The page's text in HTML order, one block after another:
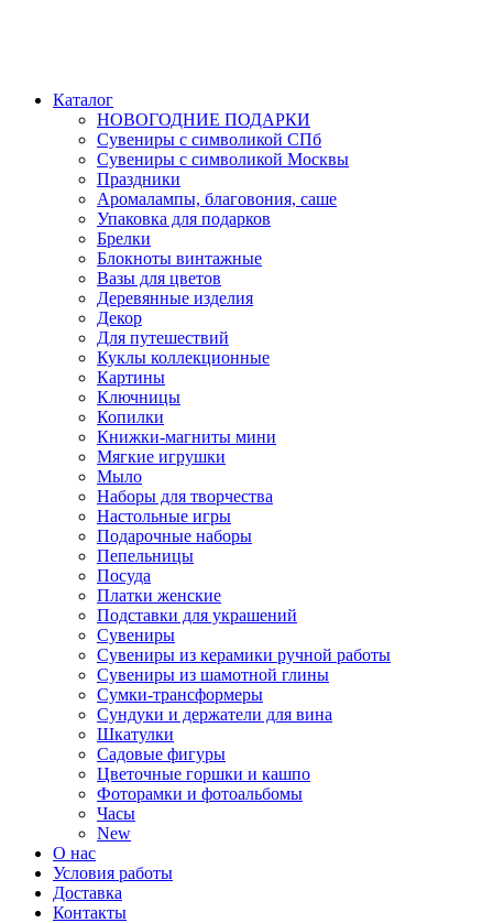
Каталог
НОВОГОДНИЕ ПОДАРКИ
Сувениры с символикой СПб
Сувениры с символикой Москвы
Праздники
Аромалампы, благовония, саше
Упаковка для подарков
Брелки
Блокноты винтажные
Вазы для цветов
Деревянные изделия
Декор
Для путешествий
Куклы коллекционные
Картины
Ключницы
Копилки
Книжки-магниты мини
Мягкие игрушки
Мыло
Наборы для творчества
Настольные игры
Подарочные наборы
Пепельницы
Посуда
Платки женские
Подставки для украшений
Сувениры
Сувениры из керамики ручной работы
Сувениры из шамотной глины
Сумки-трансформеры
Сундуки и держатели для вина
Шкатулки
Садовые фигуры
Цветочные горшки и кашпо
Фоторамки и фотоальбомы
Часы
New
О нас
Условия работы
Доставка
Контакты